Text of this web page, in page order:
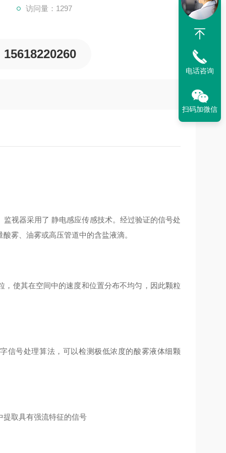
访问量：1297
15618220260
视器采用了 静电感应传感技术。经过验证的信号处
雾、油雾或高压管道中的含盐液滴。
使其在空间中的速度和位置分布不均匀，因此颗粒
信号处理算法，可以检测极低浓度的酸雾液体细颗
提取具有强流特征的信号
电话咨询
扫码加微信